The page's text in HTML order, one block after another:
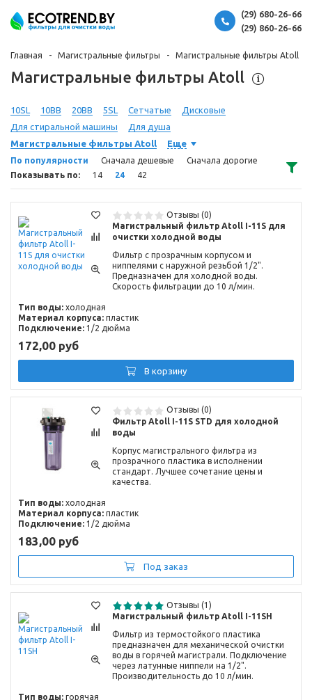
(29) 680-26-66
(29) 860-26-66
Главная Магистральные фильтры Магистральные фильтры Atoll
Магистральные фильтры Atoll
10SL 10BB 20BB 5SL Сетчатые
Дисковые
Для стиральной машины
Для душа
Магистральные фильтры Atoll
Еще
По популярности Сначала дешевые
Сначала дорогие
Показывать по:
14 24 42
Отзывы (0)
Магистральный фильтр Atoll I-11S для
очистки холодной воды
Фильтр с прозрачным корпусом и
ниппелями с наружной резьбой 1/2".
Предназначен для холодной воды.
Скорость фильтрации до 10 л/мин.
Тип воды: холодная
Материал корпуса: пластик
Подключение: 1/2 дюйма
172,00 руб
В корзину
Отзывы (0)
Фильтр Atoll I-11S STD для холодной
воды
Корпус магистрального фильтра из
прозрачного пластика в исполнении
стандарт. Лучшее сочетание цены и
качества.
Тип воды: холодная
Материал корпуса: пластик
Подключение: 1/2 дюйма
183,00 руб
Под заказ
Отзывы (1)
Магистральный фильтр Atoll I-11SH
Фильтр из термостойкого пластика
предназначен для механической очистки
воды в горячей магистрали. Подключение
через латунные ниппели на 1/2".
Производительность до 10 л/мин.
Тип воды: горячая